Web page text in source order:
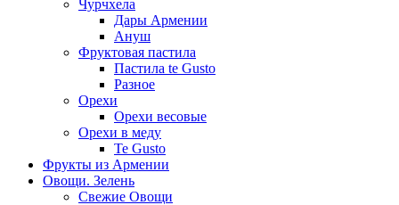
Чурчхела
Дары Армении
Ануш
Фруктовая пастила
Пастила te Gusto
Разное
Орехи
Орехи весовые
Орехи в меду
Te Gusto
Фрукты из Армении
Овощи. Зелень
Свежие Овощи